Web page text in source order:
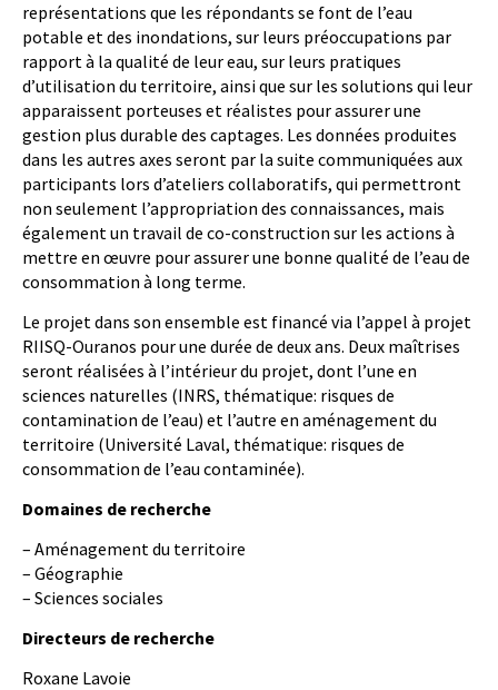
représentations que les répondants se font de l’eau
potable et des inondations, sur leurs préoccupations par
rapport à la qualité de leur eau, sur leurs pratiques
d’utilisation du territoire, ainsi que sur les solutions qui leur
apparaissent porteuses et réalistes pour assurer une
gestion plus durable des captages. Les données produites
dans les autres axes seront par la suite communiquées aux
participants lors d’ateliers collaboratifs, qui permettront
non seulement l’appropriation des connaissances, mais
également un travail de co-construction sur les actions à
mettre en œuvre pour assurer une bonne qualité de l’eau de
consommation à long terme.
Le projet dans son ensemble est financé via l’appel à projet
RIISQ-Ouranos pour une durée de deux ans. Deux maîtrises
seront réalisées à l’intérieur du projet, dont l’une en
sciences naturelles (INRS, thématique: risques de
contamination de l’eau) et l’autre en aménagement du
territoire (Université Laval, thématique: risques de
consommation de l’eau contaminée).
Domaines de recherche
– Aménagement du territoire
– Géographie
– Sciences sociales
Directeurs de recherche
Roxane Lavoie